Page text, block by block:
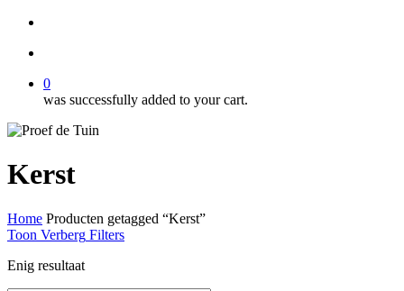
0
was successfully added to your cart.
Kerst
Home Producten getagged “Kerst”
Toon Verberg Filters
Enig resultaat